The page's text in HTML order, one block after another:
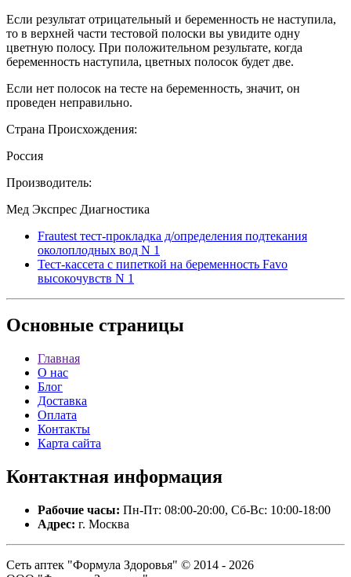
Если результат отрицательный и беременность не наступила,
то в верхней части тестовой полоски вы увидите одну
цветную полосу. При положительном результате, когда
беременность наступила, цветных полосок будет две.
Если нет полосок на тесте на беременность, значит, он
проведен неправильно.
Страна Происхождения:
Россия
Производитель:
Мед Экспрес Диагностика
Frautest тест-прокладка д/определения подтекания
околоплодных вод N 1
Тест-кассета с пипеткой на беременность Favo
высокочувств N 1
Основные страницы
Главная
О нас
Блог
Доставка
Оплата
Контакты
Карта сайта
Контактная информация
Рабочие часы: Пн-Пт: 08:00-20:00, Сб-Вс: 10:00-18:00
Адрес: г. Москва
Сеть аптек "Формула Здоровья" © 2014 - 2026